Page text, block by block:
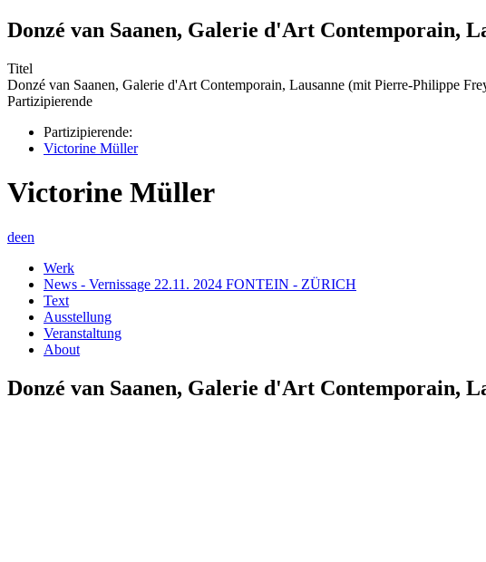
Donzé van Saanen, Galerie d'Art Contemporain,
Titel
Donzé van Saanen, Galerie d'Art Contemporain, Lausanne (mit Pierre-Philippe
Partizipierende
Partizipierende:
Victorine Müller
Victorine Müller
deen
Werk
News - Vernissage 22.11. 2024 FONTEIN - ZÜRICH
Text
Ausstellung
Veranstaltung
About
Donzé van Saanen, Galerie d'Art Contemporain,